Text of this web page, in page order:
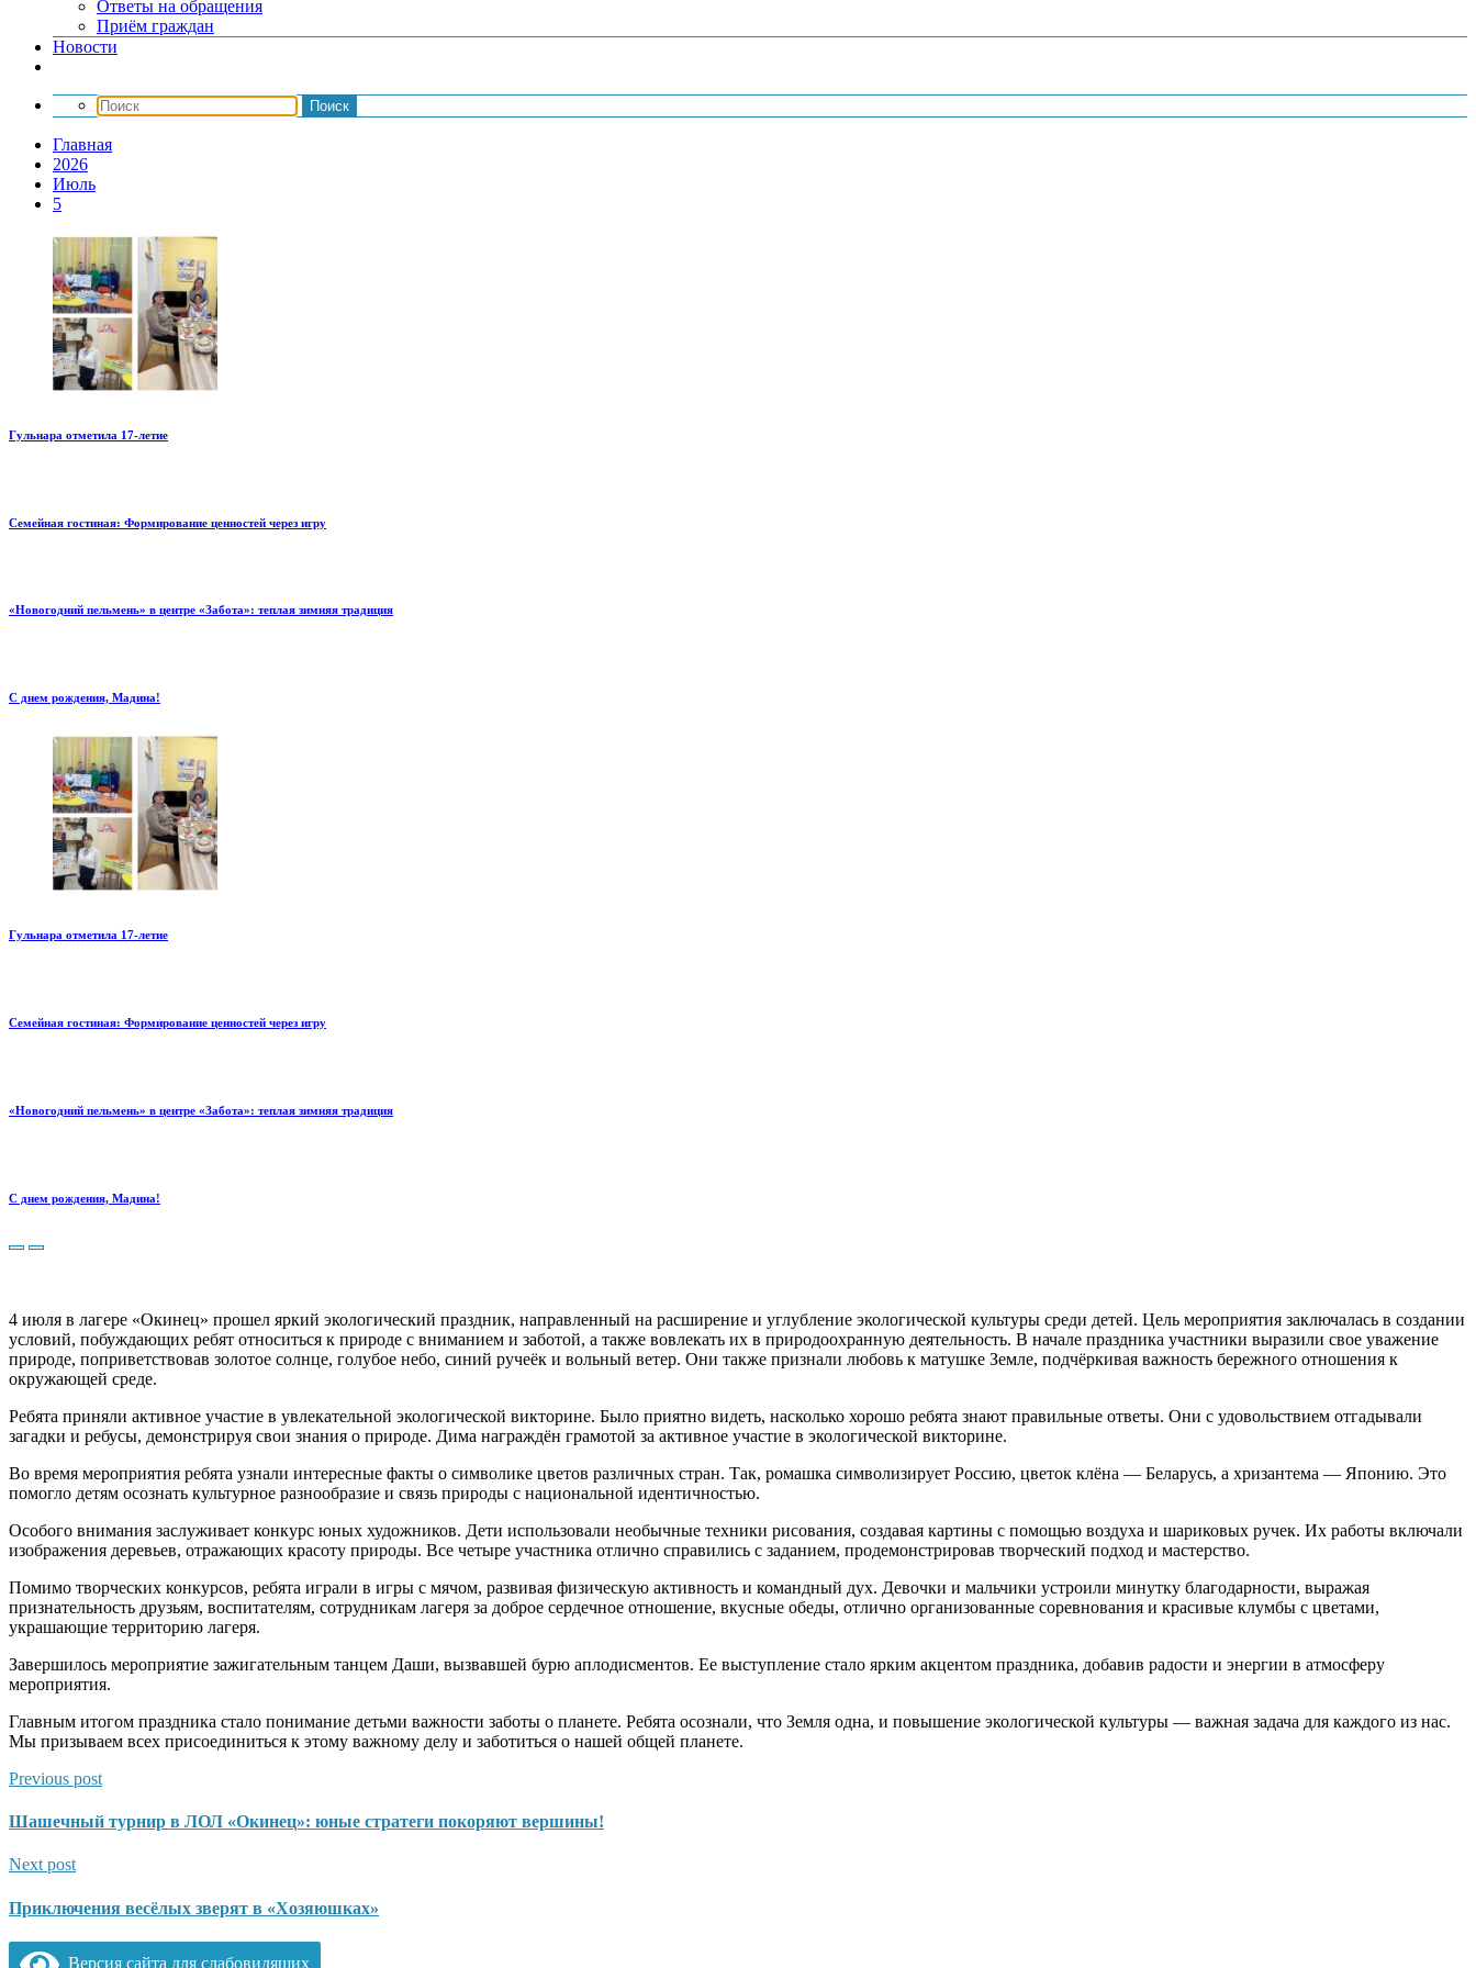
Ответы на обращения
Приём граждан
Новости
Главная
2026
Июль
5
Гульнара отметила 17‑летие
Семейная гостиная: Формирование ценностей через игру
«Новогодний пельмень» в центре «Забота»: теплая зимняя традиция
С днем рождения, Мадина!
Гульнара отметила 17‑летие
Семейная гостиная: Формирование ценностей через игру
«Новогодний пельмень» в центре «Забота»: теплая зимняя традиция
С днем рождения, Мадина!
4 июля в лагере «Окинец» прошел яркий экологический праздник, направленный на расширение и углубление экологической культуры среди детей. Цель мероприятия заключалась в создании
условий, побуждающих ребят относиться к природе с вниманием и заботой, а также вовлекать их в природоохранную деятельность. В начале праздника участники выразили свое уважение
природе, поприветствовав золотое солнце, голубое небо, синий ручеёк и вольный ветер. Они также признали любовь к матушке Земле, подчёркивая важность бережного отношения к
окружающей среде.
Ребята приняли активное участие в увлекательной экологической викторине. Было приятно видеть, насколько хорошо ребята знают правильные ответы. Они с удовольствием отгадывали
загадки и ребусы, демонстрируя свои знания о природе. Дима награждён грамотой за активное участие в экологической викторине.
Во время мероприятия ребята узнали интересные факты о символике цветов различных стран. Так, ромашка символизирует Россию, цветок клёна — Беларусь, а хризантема — Японию. Это
помогло детям осознать культурное разнообразие и связь природы с национальной идентичностью.
Особого внимания заслуживает конкурс юных художников. Дети использовали необычные техники рисования, создавая картины с помощью воздуха и шариковых ручек. Их работы включали
изображения деревьев, отражающих красоту природы. Все четыре участника отлично справились с заданием, продемонстрировав творческий подход и мастерство.
Помимо творческих конкурсов, ребята играли в игры с мячом, развивая физическую активность и командный дух. Девочки и мальчики устроили минутку благодарности, выражая
признательность друзьям, воспитателям, сотрудникам лагеря за доброе сердечное отношение, вкусные обеды, отлично организованные соревнования и красивые клумбы с цветами,
украшающие территорию лагеря.
Завершилось мероприятие зажигательным танцем Даши, вызвавшей бурю аплодисментов. Ее выступление стало ярким акцентом праздника, добавив радости и энергии в атмосферу
мероприятия.
Главным итогом праздника стало понимание детьми важности заботы о планете. Ребята осознали, что Земля одна, и повышение экологической культуры — важная задача для каждого из нас.
Мы призываем всех присоединиться к этому важному делу и заботиться о нашей общей планете.
Previous post
Шашечный турнир в ЛОЛ «Окинец»: юные стратеги покоряют вершины!
Next post
Приключения весёлых зверят в «Хозяюшках»
Версия сайта для слабовидящих